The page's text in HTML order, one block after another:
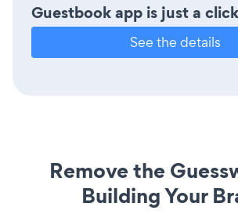
Guestbook app is just a
See the details
Remove the
Building Your